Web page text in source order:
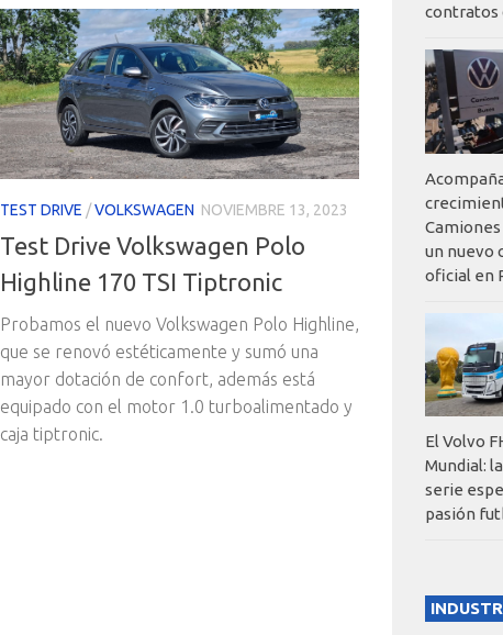
TEST DRIVE /VOLKSWAGEN NOVIEMBRE 13, 2023
Test Drive Volkswagen Polo
Highline 170 TSI Tiptronic
Probamos el nuevo Volkswagen Polo Highline,
que se renovó estéticamente y sumó una
mayor dotación de confort, además está
equipado con el motor 1.0 turboalimentado y
caja tiptronic.
contratos
Camiones
un nuevo
oficial en
El Volvo
Mundial:
serie
pasión